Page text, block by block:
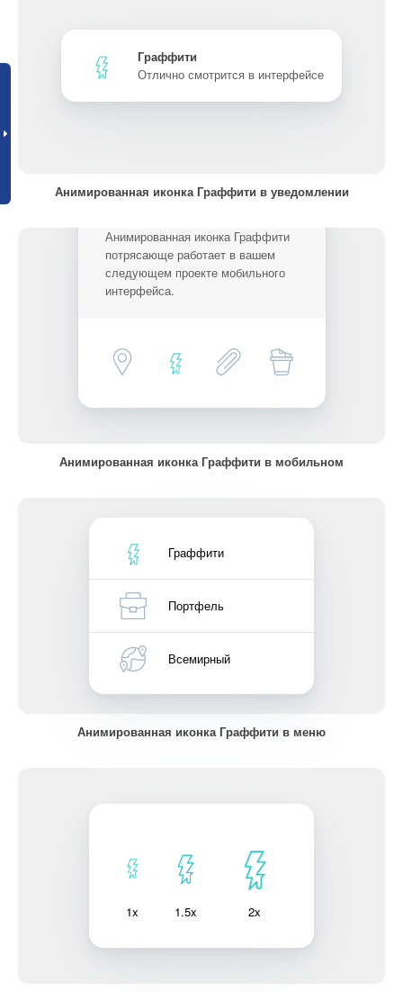
Граффити
Отлично смотрится в интерфейсе
Анимированная иконка Граффити в уведомлении
Анимированная иконка Граффити
потрясающе работает в вашем
следующем проекте мобильного
интерфейса.
Анимированная иконка Граффити в мобильном
Граффити
Портфель
Всемирный
Анимированная иконка Граффити в меню
1x 1.5x 2x